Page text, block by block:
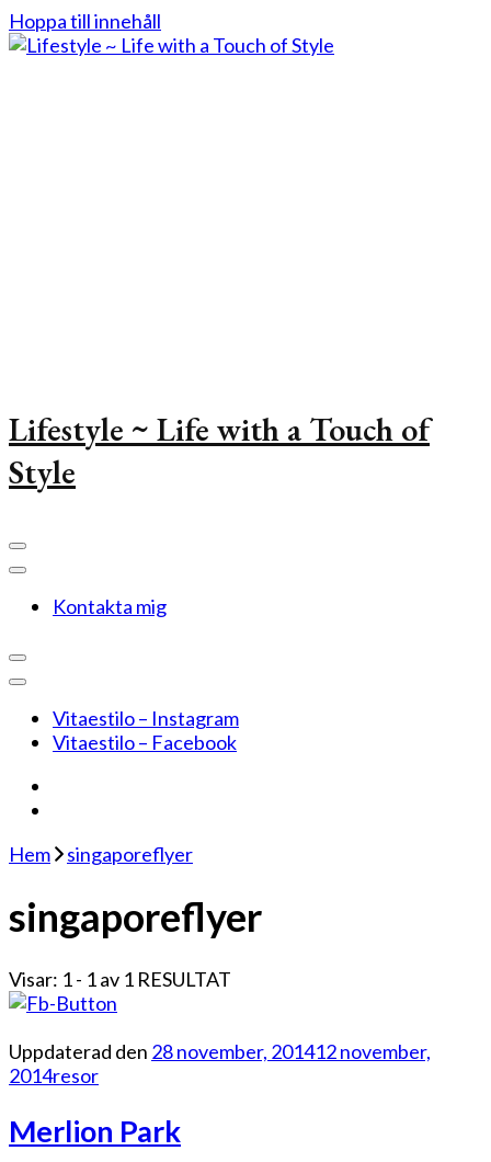
Hoppa till innehåll
Lifestyle ~ Life with a Touch of
Style
Kontakta mig
Vitaestilo – Instagram
Vitaestilo – Facebook
Hem singaporeflyer
singaporeflyer
Visar: 1 - 1 av 1 RESULTAT
Uppdaterad den 28 november, 201412 november,
2014resor
Merlion Park